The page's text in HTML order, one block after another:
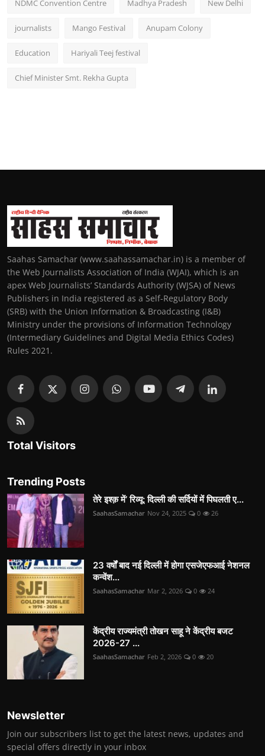
NDMC Convention Centre Madhya Pradesh New Delhi
journalists Mango Festival Anupam Colony
Education Hariyali Teej festival
Chief Minister Smt. Rekha Gupta
Saahas Samachar (www.saahassamachar.in) is a member of
the Web Journalists Association of India (WJAI), which is an
apex Web Journalists’ Standards Authority (WJSA) of News
Publishers in India registered as a Self-Regulatory Body
(SRB) with the Union Information & Broadcasting (I&B)
Ministry under the provisions of Information Technology
(Intermediary Guidelines and Digital Media Ethics Codes)
Rules 2021.
Total Visitors
Trending Posts
तेरे इश्क़ में’ रिव्यू: दिल्ली की सर्दियों में पिघलती ए...
SaahasSamachar Nov 24, 2025 0 26
23 वर्षों बाद नई दिल्ली में होगा एसजेएफआई नेशनल
कन्वेंश...
SaahasSamachar Mar 2, 2026 0 24
केंद्रीय राज्यमंत्री तोखन साहू ने केंद्रीय बजट
2026-27 ...
SaahasSamachar Feb 2, 2026 0 20
Newsletter
Join our subscribers list to get the latest news, updates and
special offers directly in your inbox